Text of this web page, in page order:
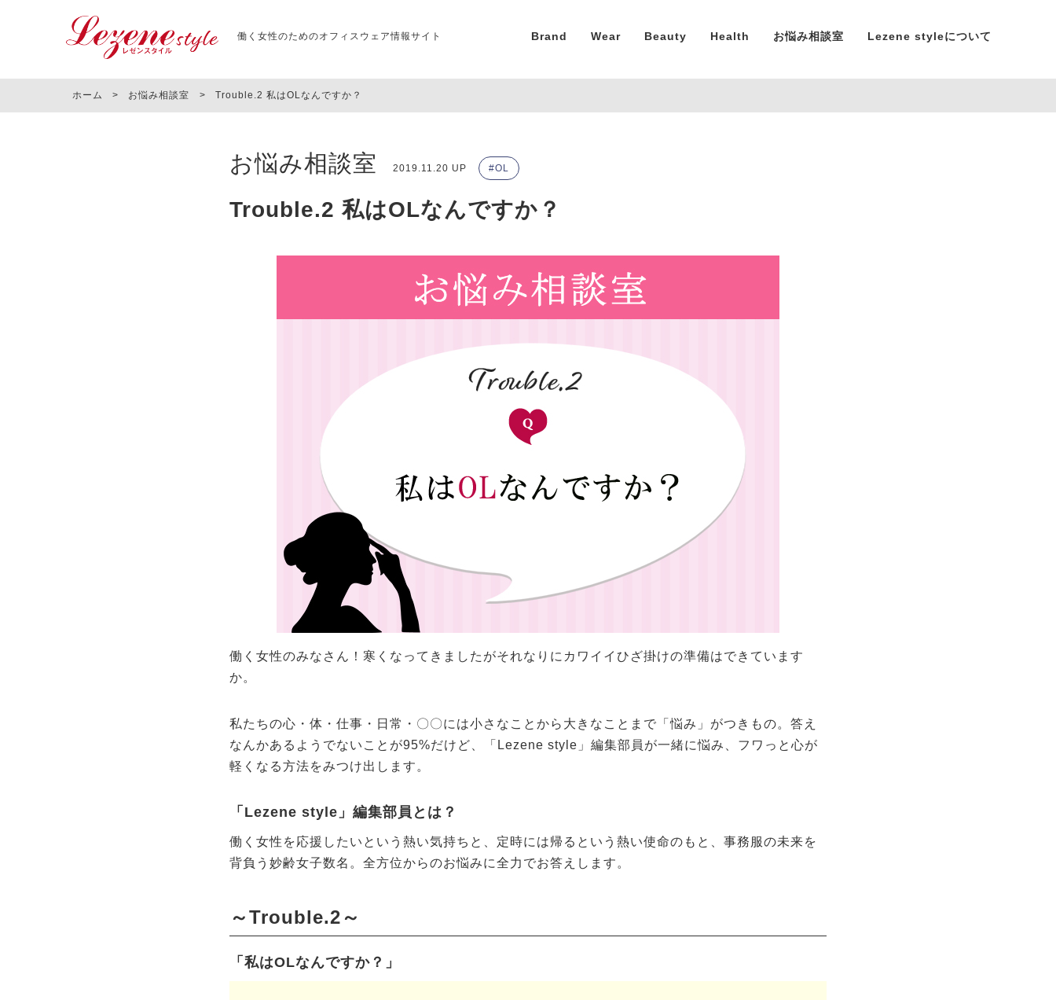
働く女性のためのオフィスウェア情報サイト Brand Wear Beauty Health お悩み相談室 Lezene styleについて
ホーム > お悩み相談室 > Trouble.2 私はOLなんですか？
お悩み相談室 2019.11.20 UP OL
Trouble.2 私はOLなんですか？
働く女性のみなさん！寒くなってきましたがそれなりにカワイイひざ掛けの準備はできています
か。
私たちの心・体・仕事・日常・〇〇には小さなことから大きなことまで「悩み」がつきもの。答え
なんかあるようでないことが95%だけど、「Lezene style」編集部員が一緒に悩み、フワっと心が
軽くなる方法をみつけ出します。
「Lezene style」編集部員とは？
働く女性を応援したいという熱い気持ちと、定時には帰るという熱い使命のもと、事務服の未来を
背負う妙齢女子数名。全方位からのお悩みに全力でお答えします。
～Trouble.2～
「私はOLなんですか？」